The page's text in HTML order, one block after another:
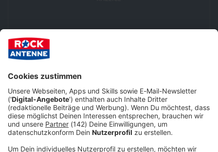
Keep on rocking!
Verpass' nichts mehr mit unserem kostenlosen ROCK
ANTENNE Bayern Rock-Newsletter. Ob Musiknews,